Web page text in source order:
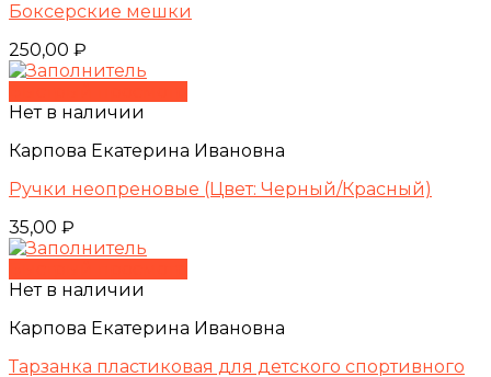
Боксерские мешки
250,00 ₽
Нет в наличии
Карпова Екатерина Ивановна
Ручки неопреновые (Цвет: Черный/Красный)
35,00 ₽
Нет в наличии
Карпова Екатерина Ивановна
Тарзанка пластиковая для детского спортивного